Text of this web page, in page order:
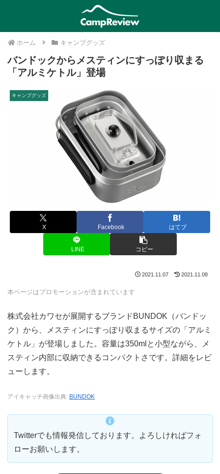
ホーム キャンプグッズ
バンドックからメスティンにすっぽり収まる
「アルミケトル」登場
キャンプグッズ
X Facebook はてブ
LINE コピー
2021.11.07 2021.11.08
本ページはプロモーションが含まれています
株式会社カワセが展開するブランドBUNDOK（バンドッ
ク）から、メスティンにすっぽり収まるサイズの「アルミ
ケトル」が登場しました。容量は350mlと小型ながら、メ
スティン内部に収納できるコンパクトさです。詳細をレビ
ューします。
アイキャッチ画像出典: BUNDOK
Twitterでも情報発信しております。よろしければフォ
ローお願いします。